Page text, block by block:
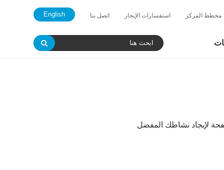
English مخطط المركز استفسارات الإيجار اتصل بنا
لإيجاد نشاطك المفضل